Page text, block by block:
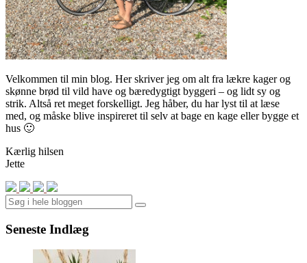
Velkommen til min blog. Her skriver jeg om alt fra lækre kager og
skønne brød til vild have og bæredygtigt byggeri – og lidt sy og
strik. Altså ret meget forskelligt. Jeg håber, du har lyst til at læse
med, og måske blive inspireret til selv at bage en kage eller bygge et
hus 🙂
Kærlig hilsen
Jette
Search
Seneste Indlæg